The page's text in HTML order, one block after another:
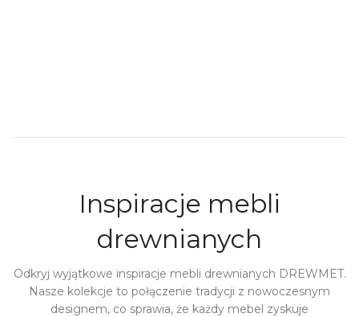
Inspiracje mebli
drewnianych
Odkryj wyjątkowe inspiracje mebli drewnianych DREWMET.
Nasze kolekcje to połączenie tradycji z nowoczesnym
designem, co sprawia, że każdy mebel zyskuje